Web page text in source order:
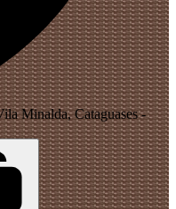
Minalda, Cataguases -